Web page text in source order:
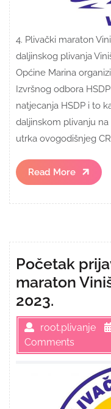
4. Plivački maraton
daljinskog plivanja
Općine Marina
Izvršnog odbora
natjecanja HSDP i to
daljinskom plivanju
utrka ovogodišnjeg
Read More
Read
More
Početak
maraton
2023.
root.plivanje
Comments